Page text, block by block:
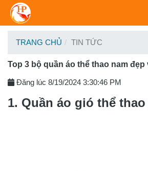
TRANG CHỦ TIN TỨC
Top 3 bộ quần áo thể thao nam
Đăng lúc 8/19/2024 3:30:46 PM
1. Quần áo gió thể thao